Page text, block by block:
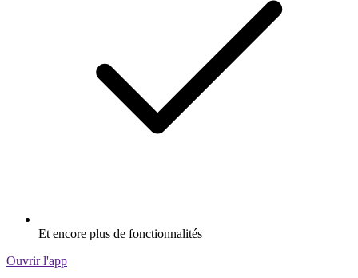
Et encore plus de fonctionnalités
Ouvrir l'app